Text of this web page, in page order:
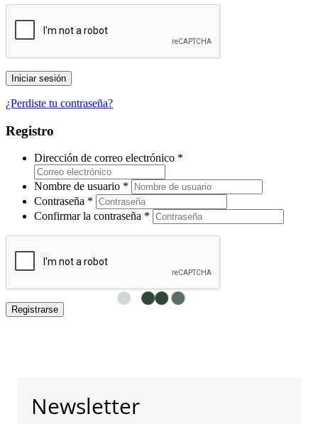
Iniciar sesión
¿Perdiste tu contraseña?
Registro
Dirección de correo electrónico *
Nombre de usuario *
Contraseña *
Confirmar la contraseña *
Registrarse
Newsletter